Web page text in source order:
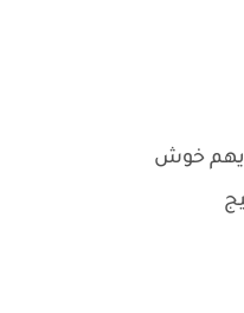
ايهم خوش